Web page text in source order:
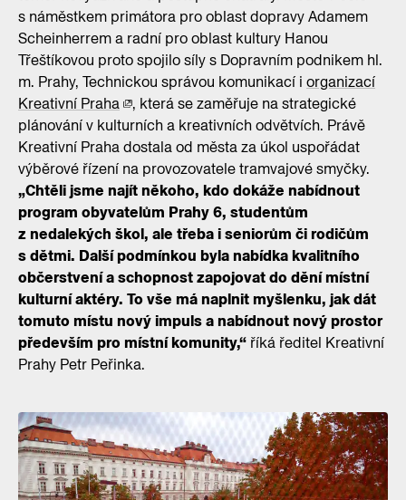
s náměstkem primátora pro oblast dopravy Adamem
Scheinherrem a radní pro oblast kultury Hanou
Třeštíkovou proto spojilo síly s Dopravním podnikem hl.
m. Prahy, Technickou správou komunikací i organizací
Kreativní Praha
, která se zaměřuje na strategické
plánování v kulturních a kreativních odvětvích. Právě
Kreativní Praha dostala od města za úkol uspořádat
výběrové řízení na provozovatele tramvajové smyčky.
„Chtěli jsme najít někoho, kdo dokáže nabídnout
program obyvatelům Prahy 6, studentům
z nedalekých škol, ale třeba i seniorům či rodičům
s dětmi. Další podmínkou byla nabídka kvalitního
občerstvení a schopnost zapojovat do dění místní
kulturní aktéry. To vše má naplnit myšlenku, jak dát
tomuto místu nový impuls a nabídnout nový prostor
především pro místní komunity,“ říká ředitel Kreativní
Prahy Petr Peřinka.